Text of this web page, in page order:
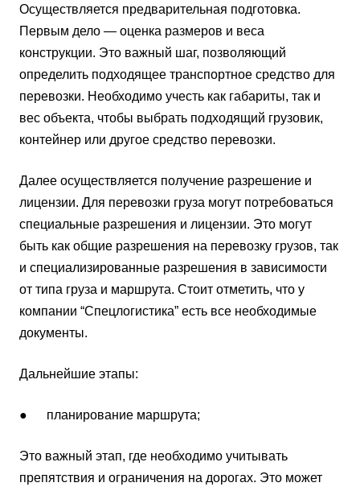
Осуществляется предварительная подготовка.
Первым дело — оценка размеров и веса
конструкции. Это важный шаг, позволяющий
определить подходящее транспортное средство для
перевозки. Необходимо учесть как габариты, так и
вес объекта, чтобы выбрать подходящий грузовик,
контейнер или другое средство перевозки.
Далее осуществляется получение разрешение и
лицензии. Для перевозки груза могут потребоваться
специальные разрешения и лицензии. Это могут
быть как общие разрешения на перевозку грузов, так
и специализированные разрешения в зависимости
от типа груза и маршрута. Стоит отметить, что у
компании “Спецлогистика” есть все необходимые
документы.
Дальнейшие этапы:
● планирование маршрута;
Это важный этап, где необходимо учитывать
препятствия и ограничения на дорогах. Это может